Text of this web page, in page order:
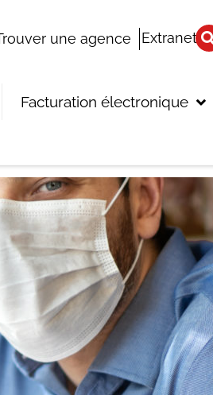
une agence Extranet
Facturation électronique